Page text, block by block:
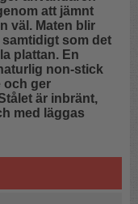
att jämnt
väl. Maten blir
som det
plattan. En
non-stick
och ger
är inbränt,
med läggas